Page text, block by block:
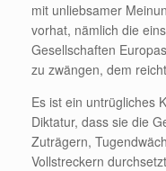
mit unliebsamer
vorhat, nämlich die
Gesellschaften
zu zwängen, dem
Es ist ein untrügliches
Diktatur, dass sie die
Zuträgern,
Vollstreckern